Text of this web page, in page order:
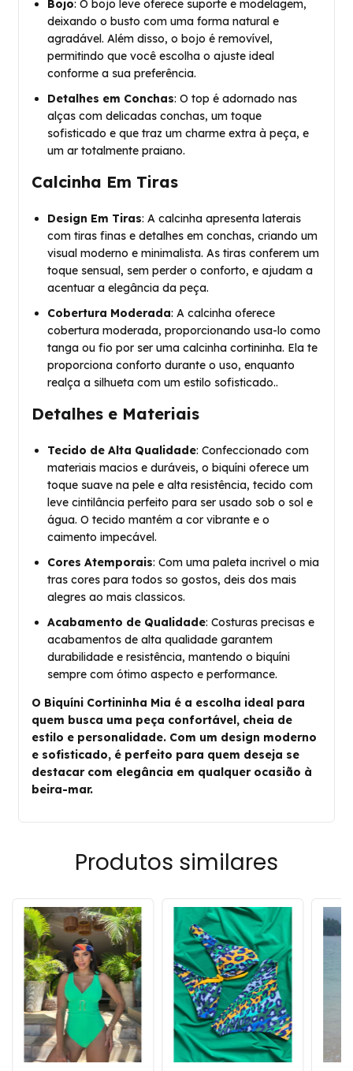
Bojo: O bojo leve oferece suporte e modelagem,
deixando o busto com uma forma natural e
agradável. Além disso, o bojo é removível,
permitindo que você escolha o ajuste ideal
conforme a sua preferência.
Detalhes em Conchas: O top é adornado nas
alças com delicadas conchas, um toque
sofisticado e que traz um charme extra à peça, e
um ar totalmente praiano.
Calcinha Em Tiras
Design Em Tiras: A calcinha apresenta laterais
com tiras finas e detalhes em conchas, criando um
visual moderno e minimalista. As tiras conferem um
toque sensual, sem perder o conforto, e ajudam a
acentuar a elegância da peça.
Cobertura Moderada: A calcinha oferece
cobertura moderada, proporcionando usa-lo como
tanga ou fio por ser uma calcinha cortininha. Ela te
proporciona conforto durante o uso, enquanto
realça a silhueta com um estilo sofisticado..
Detalhes e Materiais
Tecido de Alta Qualidade: Confeccionado com
materiais macios e duráveis, o biquíni oferece um
toque suave na pele e alta resistência, tecido com
leve cintilância perfeito para ser usado sob o sol e
água. O tecido mantém a cor vibrante e o
caimento impecável.
Cores Atemporais: Com uma paleta incrivel o mia
tras cores para todos so gostos, deis dos mais
alegres ao mais classicos.
Acabamento de Qualidade: Costuras precisas e
acabamentos de alta qualidade garantem
durabilidade e resistência, mantendo o biquíni
sempre com ótimo aspecto e performance.
O Biquíni Cortininha Mia é a escolha ideal para
quem busca uma peça confortável, cheia de
estilo e personalidade. Com um design moderno
e sofisticado, é perfeito para quem deseja se
destacar com elegância em qualquer ocasião à
beira-mar.
Produtos similares